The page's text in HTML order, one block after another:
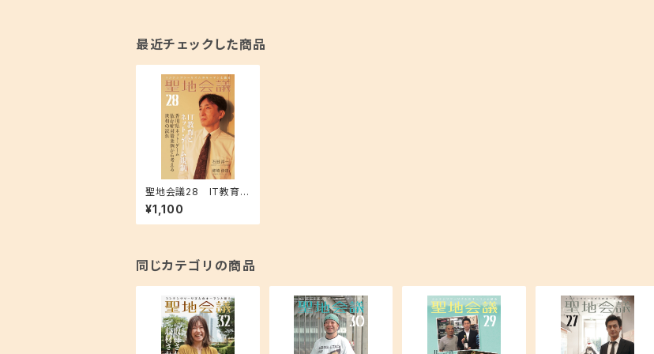
最近チェックした商品
聖地会議28 IT教育と
ネット・ゲーム規制／石
田淳一（株式会社アー
ルジェイ 代表取締役）
¥1,100
同じカテゴリの商品